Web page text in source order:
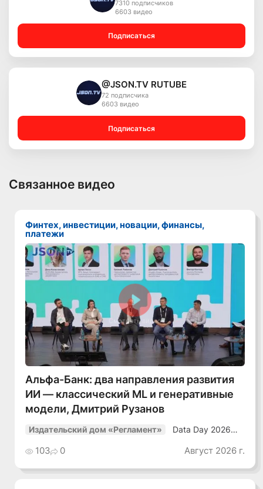
7310 подписчиков
6603 видео
Подписаться
@JSON.TV RUTUBE
72 подписчика
6603 видео
Подписаться
Связанное видео
Финтех, инвестиции, новации, финансы,
платежи
Смотреть видео
Альфа-Банк: два направления развития
ИИ — классический ML и генеративные
модели, Дмитрий Рузанов
Издательский дом «Регламент»
Data Day 2026
Как сохранять
уверенный курс
среде»
103 0 Август 2026 г.